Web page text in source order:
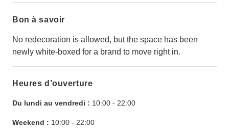
Bon à savoir
No redecoration is allowed, but the space has been
newly white-boxed for a brand to move right in.
Heures d’ouverture
Du lundi au vendredi : 10:00 - 22:00
Weekend : 10:00 - 22:00